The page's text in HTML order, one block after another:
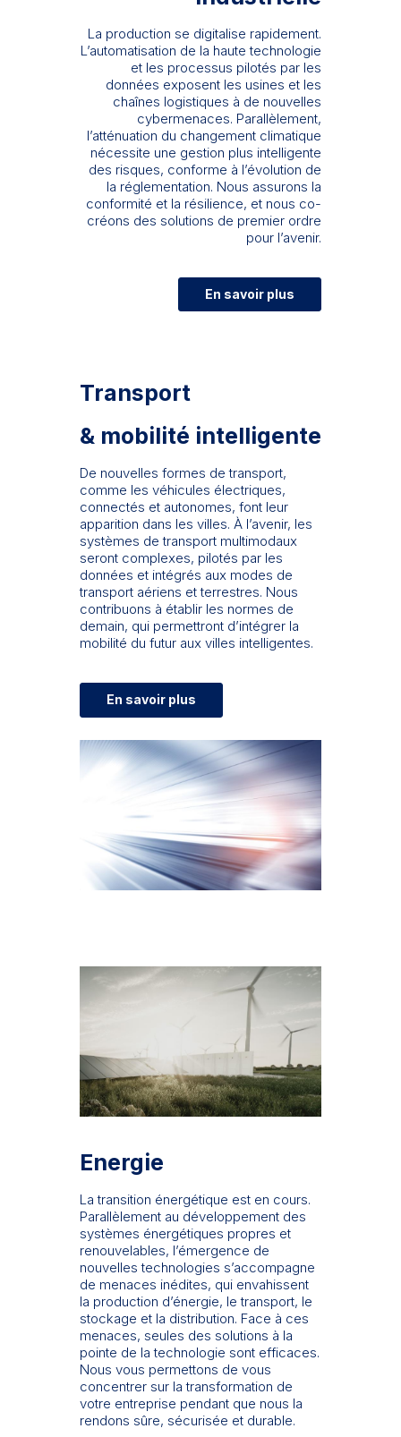
La production se digitalise rapidement.
L’automatisation de la haute technologie
et les processus pilotés par les
données exposent les usines et les
chaînes logistiques à de nouvelles
cybermenaces. Parallèlement,
l’atténuation du changement climatique
nécessite une gestion plus intelligente
des risques, conforme à l’évolution de
la réglementation. Nous assurons la
conformité et la résilience, et nous co-
créons des solutions de premier ordre
pour l’avenir.
En savoir plus
Transport
& mobilité intelligente
De nouvelles formes de transport,
comme les véhicules électriques,
connectés et autonomes, font leur
apparition dans les villes. À l’avenir, les
systèmes de transport multimodaux
seront complexes, pilotés par les
données et intégrés aux modes de
transport aériens et terrestres. Nous
contribuons à établir les normes de
demain, qui permettront d’intégrer la
mobilité du futur aux villes intelligentes.
En savoir plus
Energie
La transition énergétique est en cours.
Parallèlement au développement des
systèmes énergétiques propres et
renouvelables, l’émergence de
nouvelles technologies s’accompagne
de menaces inédites, qui envahissent
la production d’énergie, le transport, le
stockage et la distribution. Face à ces
menaces, seules des solutions à la
pointe de la technologie sont efficaces.
Nous vous permettons de vous
concentrer sur la transformation de
votre entreprise pendant que nous la
rendons sûre, sécurisée et durable.